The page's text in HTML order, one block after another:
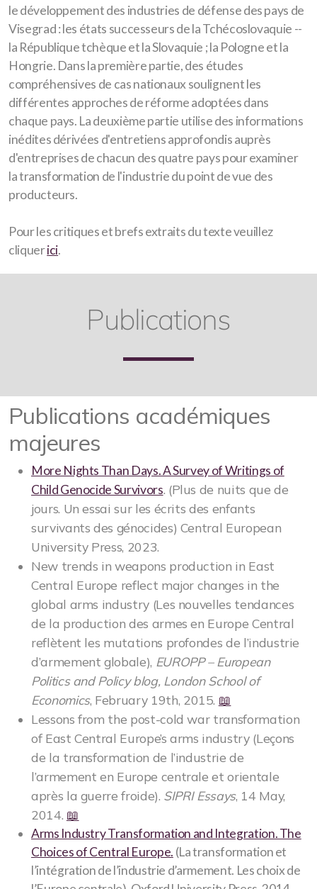
le développement des industries de défense des pays de
Visegrad : les états successeurs de la Tchécoslovaquie --
la République tchèque et la Slovaquie ; la Pologne et la
Hongrie. Dans la première partie, des études
compréhensives de cas nationaux soulignent les
différentes approches de réforme adoptées dans
chaque pays. La deuxième partie utilise des informations
inédites dérivées d'entretiens approfondis auprès
d'entreprises de chacun des quatre pays pour examiner
la transformation de l'industrie du point de vue des
producteurs.
Pour les critiques et brefs extraits du texte veuillez
cliquerici.
Publications
Publications académiques
majeures
More Nights Than Days. A Survey of Writings of
Child Genocide Survivors. (Plus de nuits que de
jours. Un essai sur les écrits des enfants
survivants des génocides) Central European
University Press, 2023.
New trends in weapons production in East
Central Europe reflect major changes in the
global arms industry (Les nouvelles tendances
de la production des armes en Europe Central
reflètent les mutations profondes de l’industrie
d’armement globale), EUROPP – European
Politics and Policy blog, London School of
Economics, February 19th, 2015. 📖
Lessons from the post-cold war transformation
of East Central Europe’s arms industry (Leçons
de la transformation de l’industrie de
l’armement en Europe centrale et orientale
après la guerre froide). SIPRI Essays, 14 May,
2014. 📖
Arms Industry Transformation and Integration. The
Choices of Central Europe. (La transformation et
l’intégration de l’industrie d’armement. Les choix de